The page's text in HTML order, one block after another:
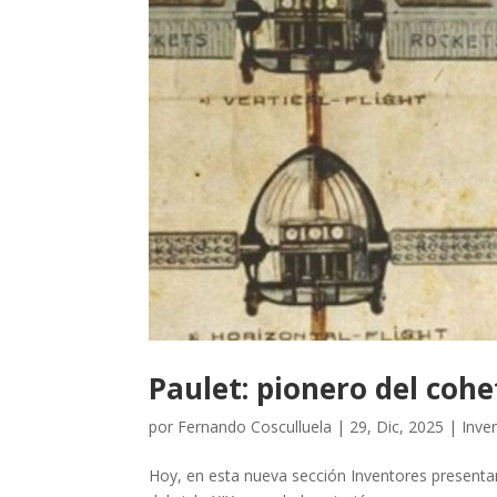
Paulet: pionero del
por Fernando Cosculluela | 29, Dic, 2025 |
Hoy, en esta nueva sección Inventores